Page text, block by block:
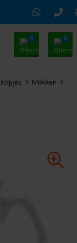
0 0
Mokken